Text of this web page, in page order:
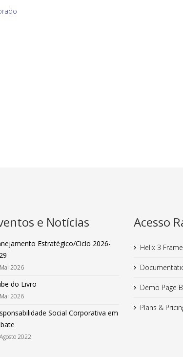
e Notícias
Estratégico/Ciclo 2026-
2026
do Livro
2026
Social Corporativa em
2022
Acesso
Helix 3
Demo Page
Plans &